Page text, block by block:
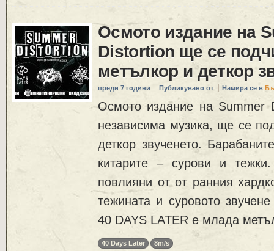
Осмото издание на
Distortion ще се
метълкор и деткор
преди 7 години Публикувано от Намира се в
Осмото издание на Summer
независима музика, ще се
деткор звученето.
китарите – сурови и
повлияни от от ранния
тежината и суровото
40 DAYS LATER е млада
40 Days Later 8m/s